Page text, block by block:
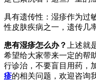
具有遗传性：湿疹作为过
性皮肤疾病之一，遗传几
患有湿疹怎么办？上述就
希望给大家带来一定的帮
行诊治，不要盲目用药，
疹的相关问题，欢迎咨询